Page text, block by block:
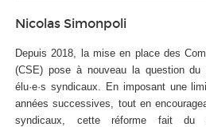
Nicolas Simonpoli
Depuis 2018, la mise en place des
(CSE) pose à nouveau la question du
élu·e·s syndicaux. En imposant une
années successives, tout en
syndicaux, cette réforme fait du